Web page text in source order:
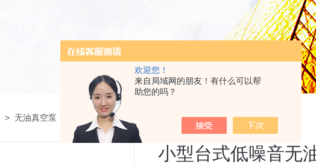
欢迎您！
来自局域网的朋友！有什么可以帮
助您的吗？
> 无油真空泵 R400小型台式低噪音无油真空泵
小型台式低噪音无